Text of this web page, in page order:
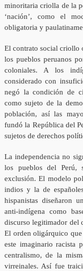
minoritaria criolla de la
‘nación’, como el
obligatoria y
El contrato social criollo
los pueblos peruanos
coloniales. A los
considerado con
negó la condición de
como sujeto de la
población, así las
fundó la República del
sujetos de derechos
La independencia no
los pueblos del Perú,
exclusión. El modelo
indios y la de
hispanistas diseñaron
anti-indígena como
discurso legitimador del
El orden oligárquico
este imaginario racista
centralismo, de la
virreinales. Así fue